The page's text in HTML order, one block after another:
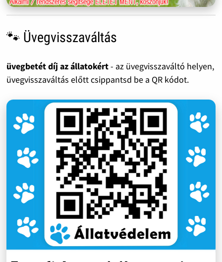
🐾 Üvegvisszaváltás
üvegbetét díj az állatokért- az üvegvisszaváltó helyen,
üvegvisszaváltás előtt csippantsd be a QR kódot.